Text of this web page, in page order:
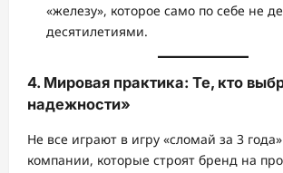
«железу», которое само по себе не
десятилетиями.
4. Мировая практика: Те, кто
надежности»
Не все играют в игру «сломай за 3
компании, которые строят бренд на